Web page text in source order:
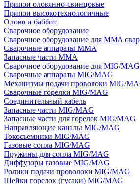
Припои оловянно-свинцовые
Припои высокотехнологичные
Олово и баббит
Сварочное оборудование
Сварочное оборудование для MMA
Сварочные аппараты MMA
Запасные части MMA
Сварочное оборудование для MIG/MAG
Сварочные аппараты MIG/MAG
Механизмы подачи проволоки MIG/
Сварочные горелки MIG/MAG
Соединительный кабель
Запасные части MIG/MAG
Запасные части для горелок MIG/MAG
Направляющие каналы MIG/MAG
Токосъемники MIG/MAG
Газовые сопла MIG/MAG
Пружины для сопла MIG/MAG
Диффузоры газовые MIG/MAG
Ролики подачи проволоки MIG/MAG
Шейки горелок (гусаки) MIG/MAG